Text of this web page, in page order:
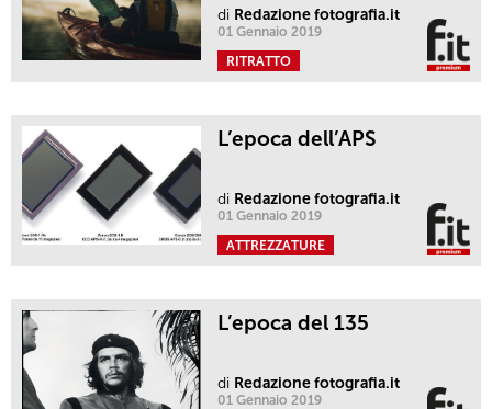
di Redazione fotografia.it
01 Gennaio 2019
RITRATTO
L’epoca dell’APS
di Redazione fotografia.it
01 Gennaio 2019
ATTREZZATURE
L’epoca del 135
di Redazione fotografia.it
01 Gennaio 2019